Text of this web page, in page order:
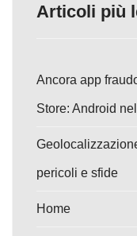
Articoli più
Ancora app
Store: Android
pericoli e sfide
Home